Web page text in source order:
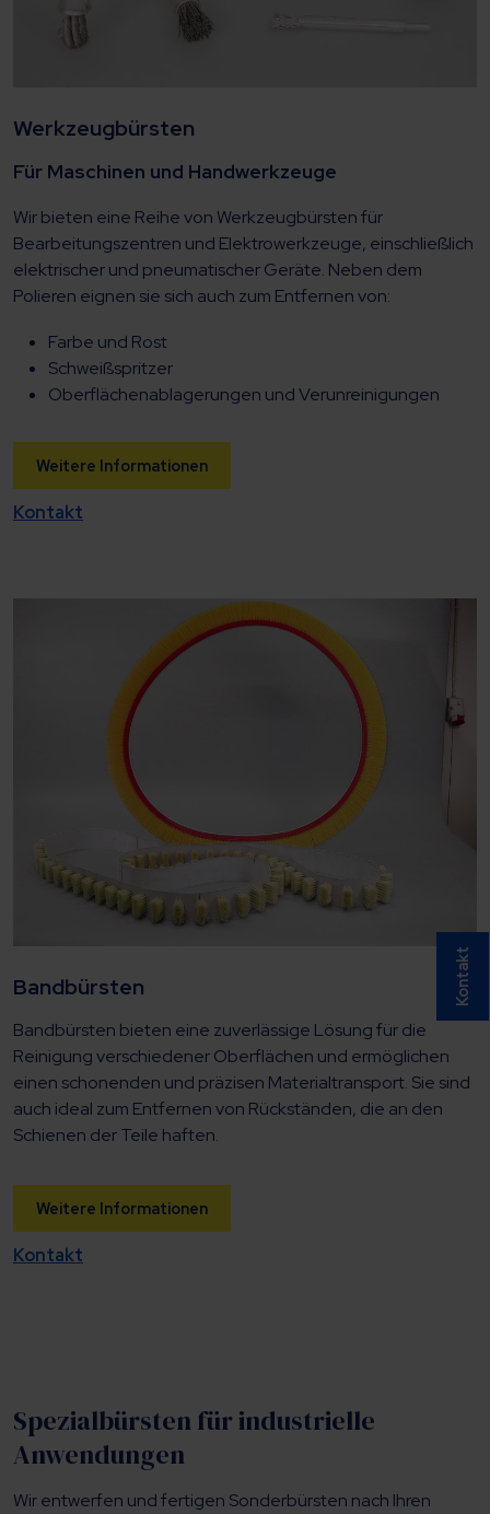
Werkzeugbürsten
Für Maschinen und Handwerkzeuge
Wir bieten eine Reihe von Werkzeugbürsten für
Bearbeitungszentren und Elektrowerkzeuge, einschließlich
elektrischer und pneumatischer Geräte. Neben dem
Polieren eignen sie sich auch zum Entfernen von:
Farbe und Rost
Schweißspritzer
Oberflächenablagerungen und Verunreinigungen
Weitere Informationen
Kontakt
Bandbürsten
Bandbürsten bieten eine zuverlässige Lösung für die
Reinigung verschiedener Oberflächen und ermöglichen
einen schonenden und präzisen Materialtransport. Sie sind
auch ideal zum Entfernen von Rückständen, die an den
Schienen der Teile haften.
Weitere Informationen
Kontakt
Spezialbürsten für industrielle
Anwendungen
Wir entwerfen und fertigen Sonderbürsten nach Ihren
Kontakt